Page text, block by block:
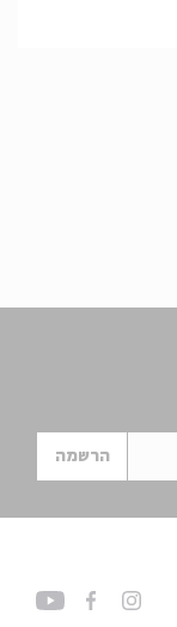
הרשמה